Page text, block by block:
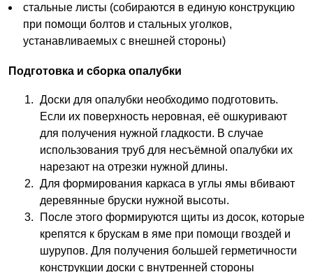
стальные листы (собираются в единую конструкцию
при помощи болтов и стальных уголков,
устанавливаемых с внешней стороны)
Подготовка и сборка опалубки
Доски для опалубки необходимо подготовить.
Если их поверхность неровная, её ошкуривают
для получения нужной гладкости. В случае
использования труб для несъёмной опалубки их
нарезают на отрезки нужной длины.
Для формирования каркаса в углы ямы вбивают
деревянные бруски нужной высоты.
После этого формируются щиты из досок, которые
крепятся к брускам в яме при помощи гвоздей и
шурупов. Для получения большей герметичности
конструкции доски с внутренней стороны